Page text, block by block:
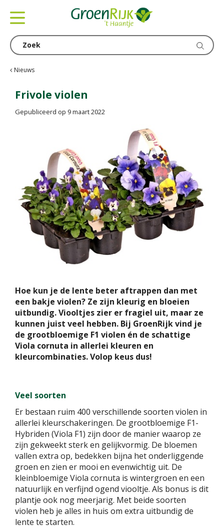
Nieuws
Frivole violen
Gepubliceerd op 9 maart 2022
Hoe kun je de lente beter aftrappen dan met
een bakje violen? Ze zijn kleurig en bloeien
uitbundig. Viooltjes zier er fragiel uit, maar ze
kunnen juist veel hebben. Bij GroenRijk vind je
de grootbloemige F1 violen én de schattige
Viola cornuta in allerlei kleuren en
kleurcombinaties. Volop keus dus!
Veel soorten
Er bestaan ruim 400 verschillende soorten violen in
allerlei kleurschakeringen. De grootbloemige F1-
Hybriden (Viola F1) zijn door de manier waarop ze
zijn gekweekt sterk en gelijkvormig. De bloemen
vallen extra op, bedekken bijna het onderliggende
groen en zien er mooi en evenwichtig uit. De
kleinbloemige Viola cornuta is wintergroen en een
natuurlijk en verfijnd ogend viooltje. Als bonus is dit
plantje ook nog meerjarig. Met beide soorten
violen heb je alles in huis om extra uitbundig de
lente te starten.